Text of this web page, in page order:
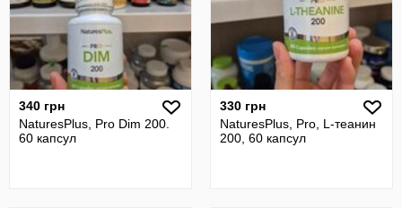
340 грн
NaturesPlus, Pro Dim 200.
60 капсул
330 грн
NaturesPlus, Pro, L-теанин
200, 60 капсул